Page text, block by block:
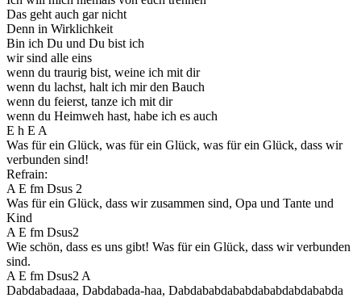
Das geht auch gar nicht
Denn in Wirklichkeit
Bin ich Du und Du bist ich
wir sind alle eins
wenn du traurig bist, weine ich mit dir
wenn du lachst, halt ich mir den Bauch
wenn du feierst, tanze ich mit dir
wenn du Heimweh hast, habe ich es auch
E h E A
Was für ein Glück, was für ein Glück, was für ein Glück, dass wir
verbunden sind!
Refrain:
A E fm Dsus 2
Was für ein Glück, dass wir zusammen sind, Opa und Tante und
Kind
A E fm Dsus2
Wie schön, dass es uns gibt! Was für ein Glück, dass wir verbunden
sind.
A E fm Dsus2 A
Dabdabadaaa, Dabdabada-haa, Dabdababdababdababdabdababda